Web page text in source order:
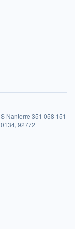
Nanterre 351 058 151
92772